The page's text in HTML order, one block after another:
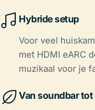
Hybride setup
Voor veel
met HDMI eARC
muzikaal voor je
Van soundbar